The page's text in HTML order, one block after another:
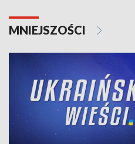
MNIEJSZOŚCI